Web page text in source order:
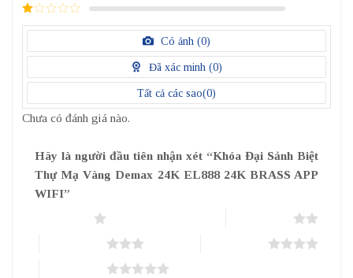
2/
điểm
1
điểm
Có ảnh (0)
Đã xác minh (0)
Tất cả các sao(0)
Chưa có đánh giá nào.
Hãy là người đầu tiên nhận xét “Khóa Đại Sảnh Biệt
Thự Mạ Vàng Demax 24K EL888 24K BRASS APP
WIFI”